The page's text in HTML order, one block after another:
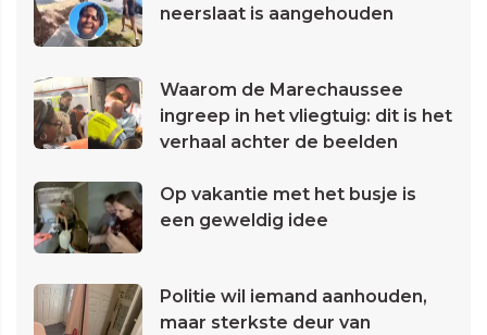
neerslaat is aangehouden
Waarom de Marechaussee
ingreep in het vliegtuig: dit is het
verhaal achter de beelden
Op vakantie met het busje is
een geweldig idee
Politie wil iemand aanhouden,
maar sterkste deur van